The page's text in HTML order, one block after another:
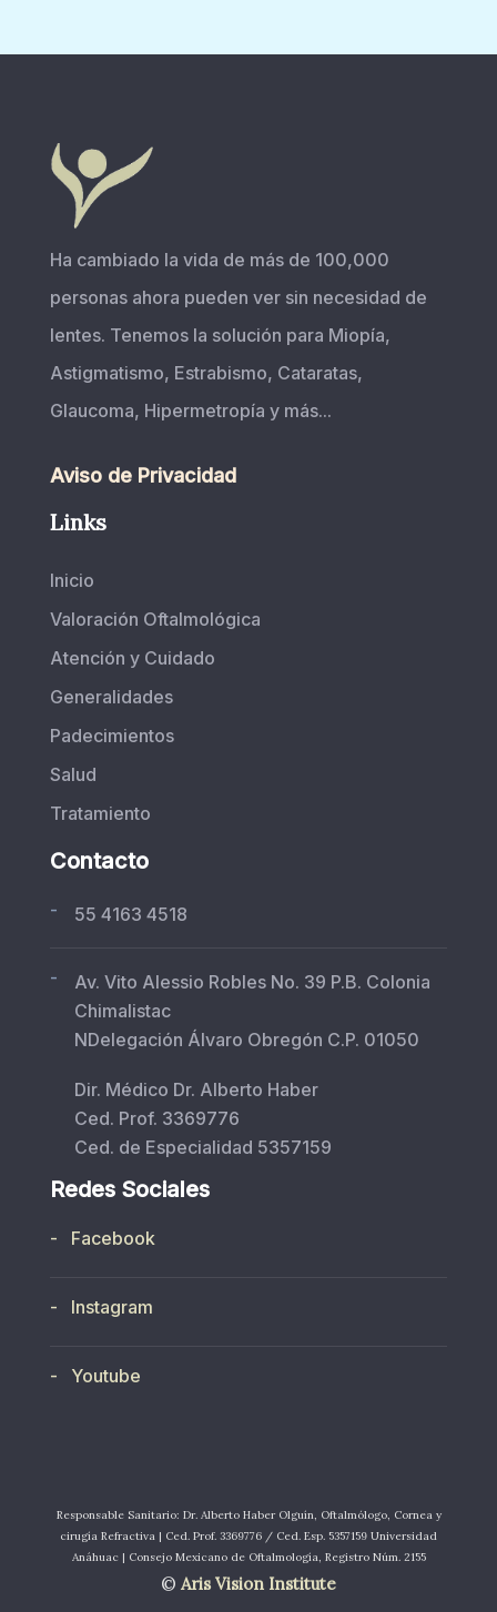
Ha cambiado la vida de más de 100,000
personas ahora pueden ver sin necesidad de
lentes. Tenemos la solución para Miopía,
Astigmatismo, Estrabismo, Cataratas,
Glaucoma, Hipermetropía y más...
Aviso de Privacidad
Links
Inicio
Valoración Oftalmológica
Atención y Cuidado
Generalidades
Padecimientos
Salud
Tratamiento
Contacto
- 55 4163 4518
-
Av. Vito Alessio Robles No. 39 P.B. Colonia
Chimalistac
NDelegación Álvaro Obregón C.P. 01050
Dir. Médico Dr. Alberto Haber
Ced. Prof. 3369776
Ced. de Especialidad 5357159
Redes Sociales
- Facebook
- Instagram
- Youtube
Responsable Sanitario: Dr. Alberto Haber Olguín, Oftalmólogo, Cornea y
cirugía Refractiva | Ced. Prof. 3369776 / Ced. Esp. 5357159 Universidad
Anáhuac | Consejo Mexicano de Oftalmología, Registro Núm. 2155
© Aris Vision Institute